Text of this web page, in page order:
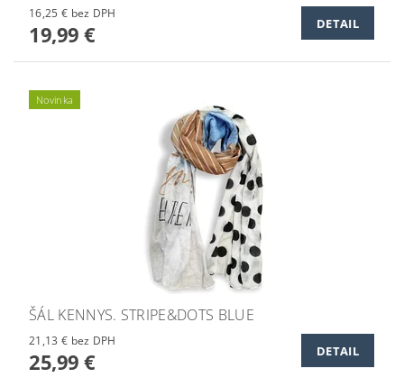
16,25 € bez DPH
19,99 € DETAIL
Novinka
ŠÁL KENNYS. STRIPE&DOTS BLUE
21,13 € bez DPH
25,99 € DETAIL